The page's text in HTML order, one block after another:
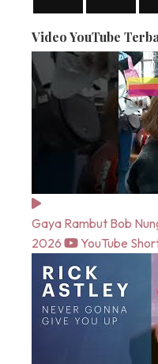
Video YouTube
Gaya Rambut Bob
2026
YouTube